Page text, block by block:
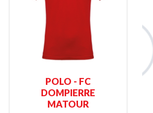
POLO - FC
DOMPIERRE
MATOUR